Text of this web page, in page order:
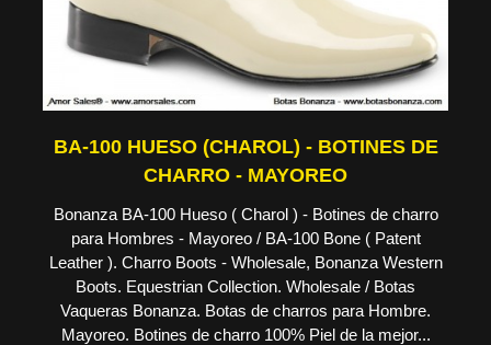
BA-100 HUESO (CHAROL) - BOTINES DE
CHARRO - MAYOREO
Bonanza BA-100 Hueso ( Charol ) - Botines de charro
para Hombres - Mayoreo / BA-100 Bone ( Patent
Leather ). Charro Boots - Wholesale, Bonanza Western
Boots. Equestrian Collection. Wholesale / Botas
Vaqueras Bonanza. Botas de charros para Hombre.
Mayoreo. Botines de charro 100% Piel de la mejor...